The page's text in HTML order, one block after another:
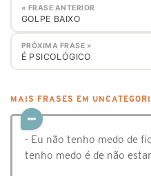
« FRASE ANTERIOR
GOLPE BAIXO
PRÓXIMA FRASE »
É PSICOLÓGICO
MAIS FRASES EM
- Eu não tenho medo de
tenho medo é de não